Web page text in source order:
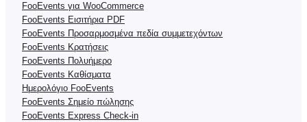
FooEvents για WooCommerce
FooEvents Εισιτήρια PDF
FooEvents Προσαρμοσμένα πεδία συμμετεχόντων
FooEvents Κρατήσεις
FooEvents Πολυήμερο
FooEvents Καθίσματα
Ημερολόγιο FooEvents
FooEvents Σημείο πώλησης
FooEvents Express Check-in